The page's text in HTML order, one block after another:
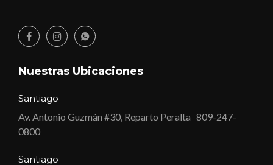
Nuestras Ubicaciones
Santiago
Av. Antonio Guzmán #30, Reparto Peralta 809-247-
0800
Santiago